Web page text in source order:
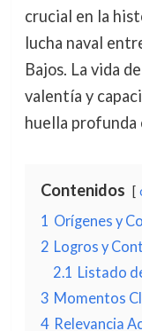
crucial en la
lucha naval
Bajos. La vida
valentía y
huella profunda
Contenidos
1 Orígenes y
2 Logros y
2.1 Listado
3 Momentos
4 Relevancia